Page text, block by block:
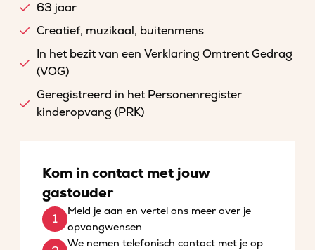
63 jaar
Creatief, muzikaal, buitenmens
In het bezit van een Verklaring Omtrent Gedrag
(VOG)
Geregistreerd in het Personenregister
kinderopvang (PRK)
Kom in contact met jouw
gastouder
Meld je aan en vertel ons meer over je
opvangwensen
We nemen telefonisch contact met je op